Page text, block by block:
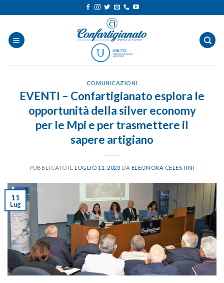
ai
contenuti
COMUNICAZIONI
EVENTI – Confartigianato esplora le
opportunità della silver economy
per le Mpi e per trasmettere il
sapere artigiano
PUBBLICATO ILLUGLIO 11, 2023 DA ELEONORA CELESTINI
11
Lug